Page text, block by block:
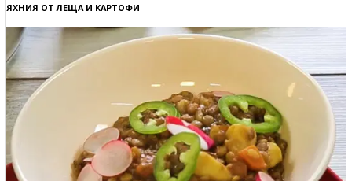
ЯХНИЯ ОТ ЛЕЩА И КАРТОФИ